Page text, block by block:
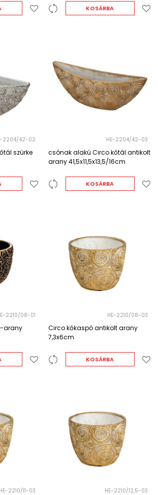
KOSÁRBA
2204/42-02
szürke
HE-2204/42-03
csónak alakú Circo kőtál antikolt
arany 41,5x11,5x13,5/16cm
KOSÁRBA
2210/08-01
arany
HE-2210/08-03
Circo kőkaspó antikolt arany
7,3x6cm
KOSÁRBA
HE-2210/11-03 HE-2210/12,5-03